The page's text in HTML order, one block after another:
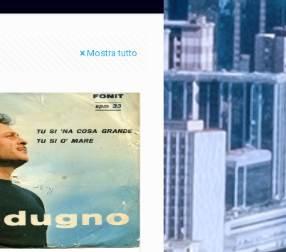
Mostra tutto